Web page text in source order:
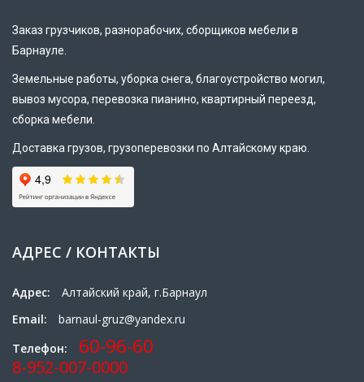
Заказ грузчиков, разнорабочих, сборщиков мебели в
Барнауле.
Земельные работы, уборка снега, благоустройство могил,
вывоз мусора, перевозка пианино, квартирный переезд,
сборка мебели.
Доставка грузов, грузоперевозки по Алтайскому краю.
АДРЕС / КОНТАКТЫ
Адрес:
Алтайский край, г.Барнаул
Email:
barnaul-gruz@yandex.ru
Телефон:
60-96-60
8-952-007-0000